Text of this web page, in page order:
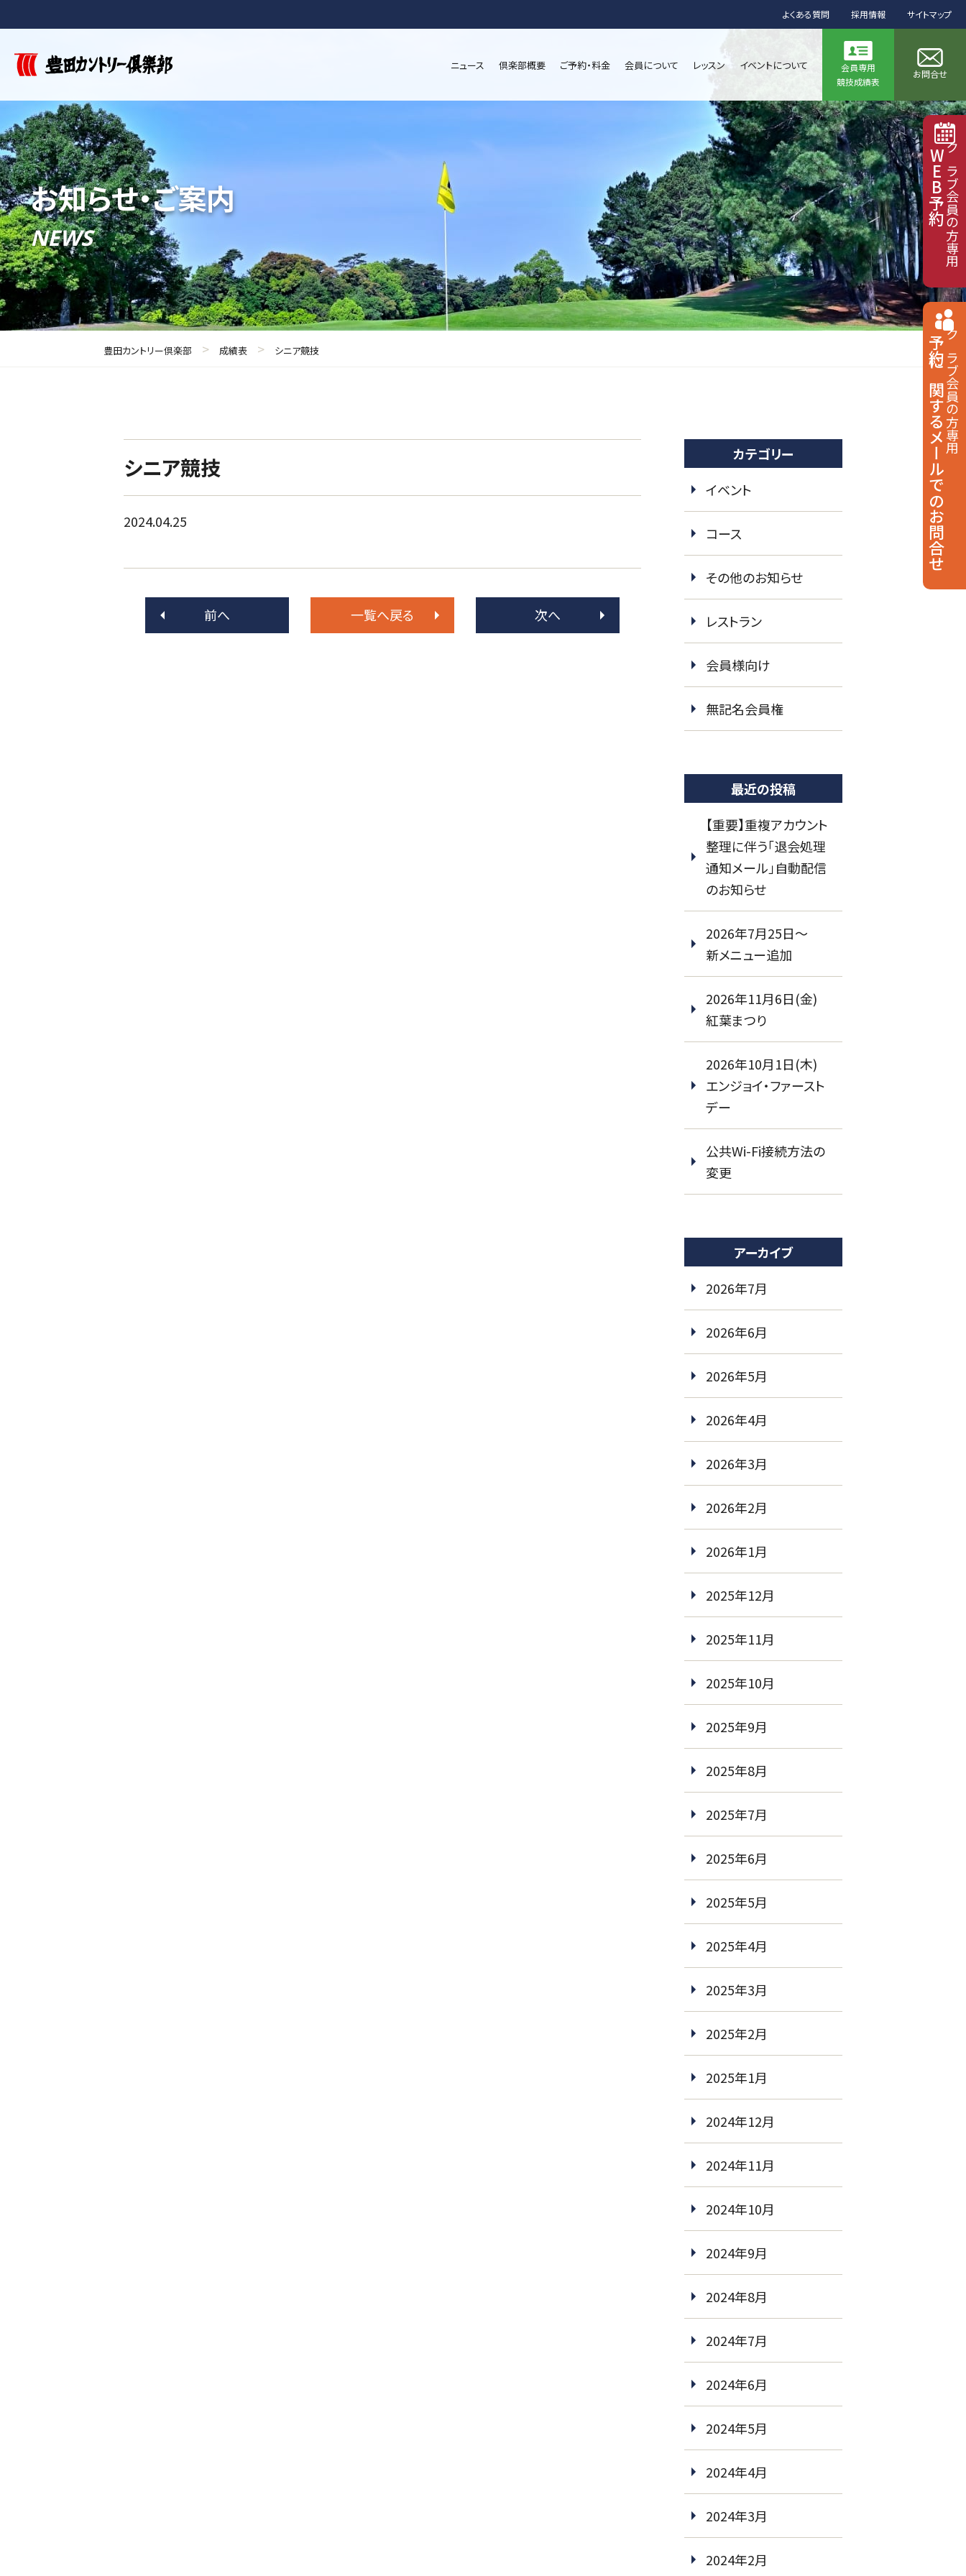
よくある質問 採用情報 サイトマップ
ニュース 倶楽部概要 ご予約・料金 会員について レッスン イベントについて
会員専用
競技成績表
お問合せ
クラブ会員の方専用
WEB予約
クラブ会員の方専用
予約に関する
メールでのお問合せ
お知らせ・ご案内
NEWS
豊田カントリー倶楽部 > 成績表 > シニア競技
シニア競技
2024.04.25
前へ 一覧へ戻る 次へ
カテゴリー
イベント
コース
その他のお知らせ
レストラン
会員様向け
無記名会員権
最近の投稿
【重要】重複アカウント
整理に伴う「退会処理
通知メール」自動配信
のお知らせ
2026年7月25日～
新メニュー追加
2026年11月6日(金)
紅葉まつり
2026年10月1日(木)
エンジョイ・ファースト
デー
公共Wi-Fi接続方法の
変更
アーカイブ
2026年7月
2026年6月
2026年5月
2026年4月
2026年3月
2026年2月
2026年1月
2025年12月
2025年11月
2025年10月
2025年9月
2025年8月
2025年7月
2025年6月
2025年5月
2025年4月
2025年3月
2025年2月
2025年1月
2024年12月
2024年11月
2024年10月
2024年9月
2024年8月
2024年7月
2024年6月
2024年5月
2024年4月
2024年3月
2024年2月